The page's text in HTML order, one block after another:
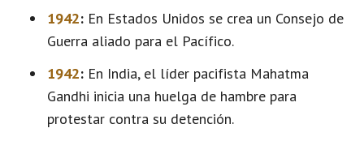
1942: En Estados Unidos se crea un Consejo de
Guerra aliado para el Pacífico.
1942: En India, el líder pacifista Mahatma
Gandhi inicia una huelga de hambre para
protestar contra su detención.